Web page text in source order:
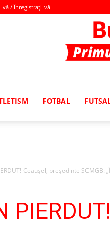
/ Înregistrați-vă
FOTBAL
Ceaușel, președinte